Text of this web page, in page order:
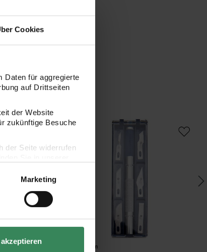
Cookies
Daten für aggregierte
auf Drittseiten
der Website
zukünftige Besuche
der Seite widerrufen
Marketing
2 Ersatzklingen Softgriff
Bastelskalpellset
Hersteller:
Rico Design